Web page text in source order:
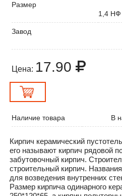
Размер
1,4 НФ
Завод
Цена: 17.90
Наличие товара В
Кирпич керамический
его называют кирпич рядовой
забутовочный кирпич.
строительный кирпич.
для возведения внутренних
Размер кирпича одинарного